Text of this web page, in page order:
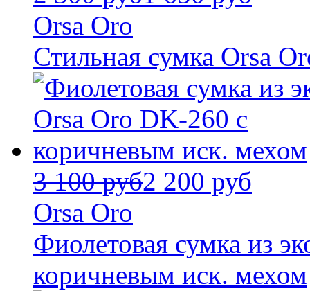
Orsa Oro
Стильная сумка Orsa
3 100 руб2 200 руб
Orsa Oro
Фиолетовая сумка из
коричневым иск. мехом